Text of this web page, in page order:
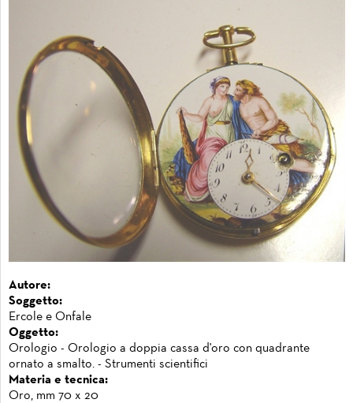
Autore:
Soggetto:
Ercole e Onfale
Oggetto:
Orologio - Orologio a doppia cassa d'oro con quadrante
ornato a smalto. - Strumenti scientifici
Materia e tecnica:
Oro, mm 70 x 20